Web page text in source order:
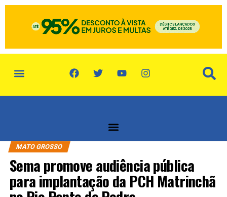
MATO GROSSO
Sema promove audiência pública
para implantação da PCH Matrinchã